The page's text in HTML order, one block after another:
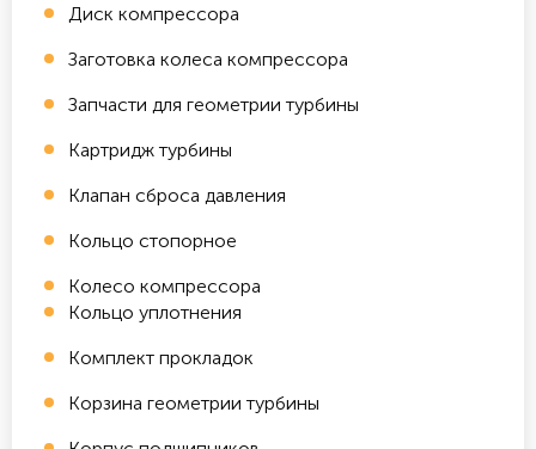
Диск компрессора
Заготовка колеса компрессора
Запчасти для геометрии турбины
Картридж турбины
Клапан сброса давления
Кольцо стопорное
Колесо компрессора
Кольцо уплотнения
Комплект прокладок
Корзина геометрии турбины